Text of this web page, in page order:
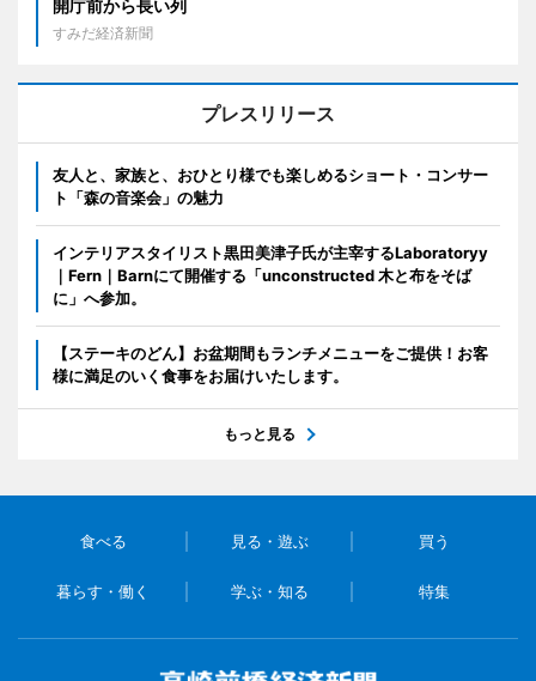
開庁前から長い列
すみだ経済新聞
プレスリリース
友人と、家族と、おひとり様でも楽しめるショート・コンサー
ト「森の音楽会」の魅力
インテリアスタイリスト黒田美津子氏が主宰するLaboratoryy
｜Fern｜Barnにて開催する「unconstructed 木と布をそば
に」へ参加。
【ステーキのどん】お盆期間もランチメニューをご提供！お客
様に満足のいく食事をお届けいたします。
もっと見る
食べる 見る・遊ぶ 買う
暮らす・働く 学ぶ・知る 特集